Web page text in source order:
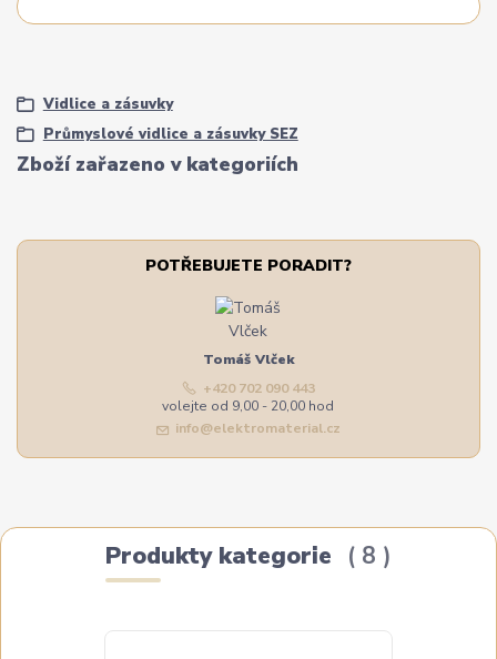
Zboží zařazeno v kategoriích
Vidlice a zásuvky
Průmyslové vidlice a zásuvky SEZ
POTŘEBUJETE PORADIT?
Tomáš Vlček
+420 702 090 443
volejte od 9,00 - 20,00 hod
info@elektromaterial.cz
Produkty kategorie 8